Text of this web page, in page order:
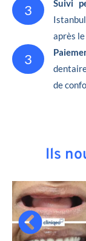
3 Suivi
après
3
de
Ils